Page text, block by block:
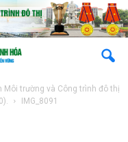
Môi trường và Công trình đô thị
IMG_8091